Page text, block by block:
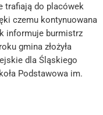
trafiają do placówek
czemu kontynuowana
informuje burmistrz
gmina złożyła
dla Śląskiego
Podstawowa im.